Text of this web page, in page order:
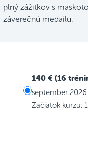
plný zážitkov s
záverečnú medailu.
140 € (16
september
Začiatok kurzu: